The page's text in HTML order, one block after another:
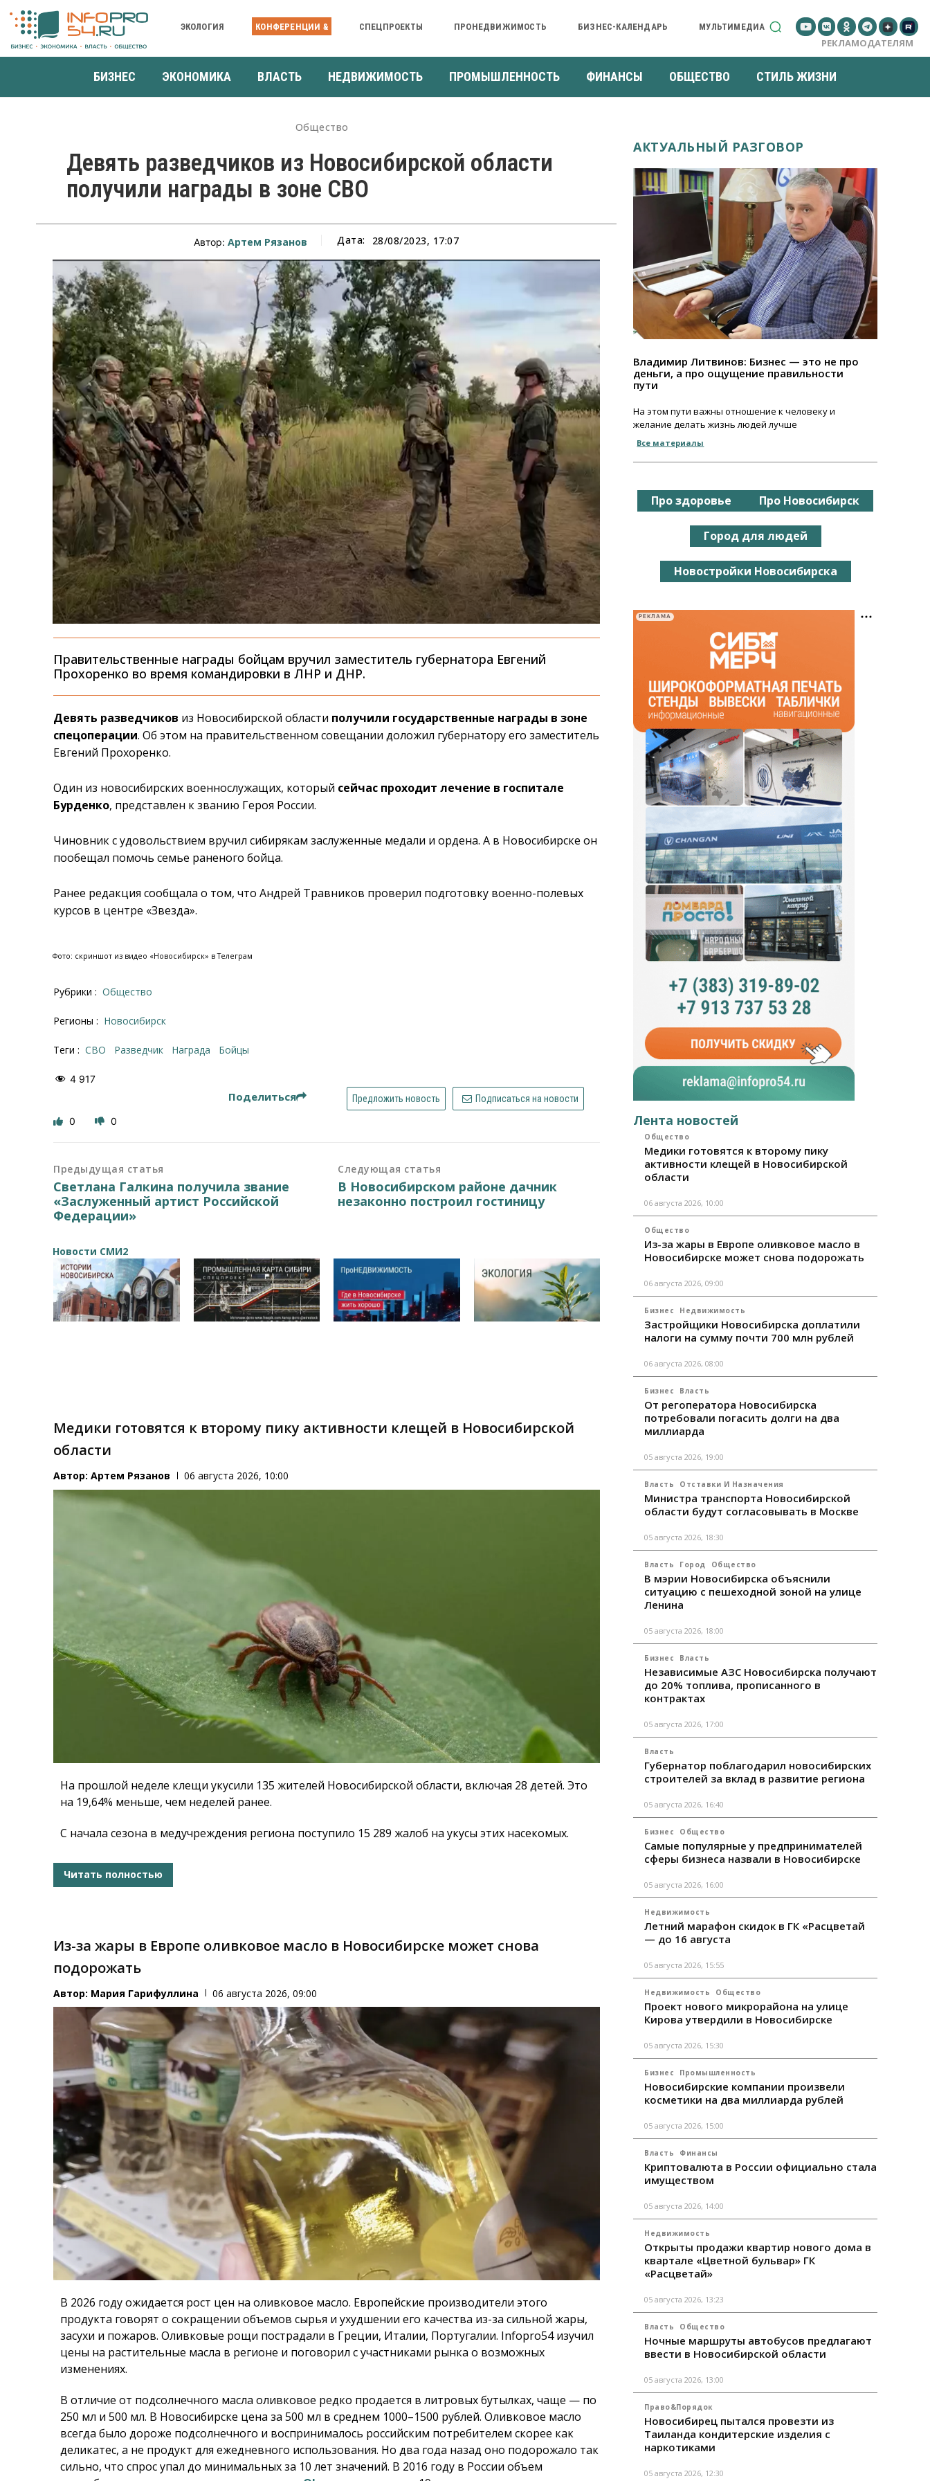
ЭКОЛОГИЯ КОНФЕРЕНЦИИ & СПЕЦПРОЕКТЫ ПРОНЕДВИЖИМОСТЬ БИЗНЕС-КАЛЕНДАРЬ МУЛЬТИМЕДИА
РЕКЛАМОДАТЕЛЯМ
БИЗНЕС ЭКОНОМИКА ВЛАСТЬ НЕДВИЖИМОСТЬ ПРОМЫШЛЕННОСТЬ ФИНАНСЫ ОБЩЕСТВО СТИЛЬ ЖИЗНИ
Общество
Девять разведчиков из Новосибирской области
получили награды в зоне СВО
Автор:Артем Рязанов Дата: 28/08/2023, 17:07
Правительственные награды бойцам вручил заместитель губернатора Евгений
Прохоренко во время командировки в ЛНР и ДНР.
Девять разведчиков из Новосибирской области получили государственные награды в зоне
спецоперации. Об этом на правительственном совещании доложил губернатору его заместитель
Евгений Прохоренко.
Один из новосибирских военнослужащих, который сейчас проходит лечение в госпитале
Бурденко, представлен к званию Героя России.
Чиновник с удовольствием вручил сибирякам заслуженные медали и ордена. А в Новосибирске он
пообещал помочь семье раненого бойца.
Ранее редакция сообщала о том, что Андрей Травников проверил подготовку военно-полевых
курсов в центре «Звезда».
Фото: скриншот из видео «Новосибирск» в Телеграм
Рубрики : Общество
Регионы : Новосибирск
Теги : СВО разведчик награда бойцы
4 917
Поделиться Предложить новость Подписаться на новости
0 0
Предыдущая статья
Светлана Галкина получила звание
«Заслуженный артист Российской
Федерации»
Следующая статья
В Новосибирском районе дачник
незаконно построил гостиницу
Новости СМИ2
Медики готовятся к второму пику активности клещей в Новосибирской
области
Автор:Артем Рязанов 06 августа 2026, 10:00
На прошлой неделе клещи укусили 135 жителей Новосибирской области, включая 28 детей. Это
на 19,64% меньше, чем неделей ранее.
С начала сезона в медучреждения региона поступило 15 289 жалоб на укусы этих насекомых.
Читать полностью
Из-за жары в Европе оливковое масло в Новосибирске может снова
подорожать
Автор: Мария Гарифуллина 06 августа 2026, 09:00
В 2026 году ожидается рост цен на оливковое масло. Европейские производители этого
продукта говорят о сокращении объемов сырья и ухудшении его качества из-за сильной жары,
засухи и пожаров. Оливковые рощи пострадали в Греции, Италии, Португалии. Infopro54изучил
цены на растительные масла в регионе и поговорил с участниками рынка о возможных
изменениях.
В отличие от подсолнечного масла оливковое редко продается в литровых бутылках, чаще — по
250 мл и 500 мл. В Новосибирске цена за 500 мл в среднем 1000–1500 рублей. Оливковое масло
всегда было дороже подсолнечного и воспринималось российским потребителем скорее как
деликатес, а не продукт для ежедневного использования. Но два года назад оно подорожало так
сильно, что спрос упал до минимальных за 10 лет значений. В 2016 году в России объем
АКТУАЛЬНЫЙ РАЗГОВОР
Владимир Литвинов: Бизнес — это не про
деньги, а про ощущение правильности
пути
На этом пути важны отношение к человеку и
желание делать жизнь людей лучше
Все материалы
Про здоровье Про Новосибирск
Город для людей
Новостройки Новосибирска
РЕКЛАМА
Лента новостей
Общество
Медики готовятся к второму пику
активности клещей в Новосибирской
области
06 августа 2026, 10:00
Общество
Из-за жары в Европе оливковое масло в
Новосибирске может снова подорожать
06 августа 2026, 09:00
Бизнес Недвижимость
Застройщики Новосибирска доплатили
налоги на сумму почти 700 млн рублей
06 августа 2026, 08:00
Бизнес Власть
От регоператора Новосибирска
потребовали погасить долги на два
миллиарда
05 августа 2026, 19:00
Власть Отставки И Назначения
Министра транспорта Новосибирской
области будут согласовывать в Москве
05 августа 2026, 18:30
Власть Город Общество
В мэрии Новосибирска объяснили
ситуацию с пешеходной зоной на улице
Ленина
05 августа 2026, 18:00
Бизнес Власть
Независимые АЗС Новосибирска получают
до 20% топлива, прописанного в
контрактах
05 августа 2026, 17:00
Власть
Губернатор поблагодарил новосибирских
строителей за вклад в развитие региона
05 августа 2026, 16:40
Бизнес Общество
Самые популярные у предпринимателей
сферы бизнеса назвали в Новосибирске
05 августа 2026, 16:00
Недвижимость
Летний марафон скидок в ГК «Расцветай
— до 16 августа
05 августа 2026, 15:55
Недвижимость Общество
Проект нового микрорайона на улице
Кирова утвердили в Новосибирске
05 августа 2026, 15:30
Бизнес Промышленность
Новосибирские компании произвели
косметики на два миллиарда рублей
05 августа 2026, 15:00
Власть Финансы
Криптовалюта в России официально стала
имуществом
05 августа 2026, 14:00
Недвижимость
Открыты продажи квартир нового дома в
квартале «Цветной бульвар» ГК
«Расцветай»
05 августа 2026, 13:23
Власть Общество
Ночные маршруты автобусов предлагают
ввести в Новосибирской области
05 августа 2026, 13:00
Право&Порядок
Новосибирец пытался провезти из
Таиланда кондитерские изделия с
наркотиками
05 августа 2026, 12:30